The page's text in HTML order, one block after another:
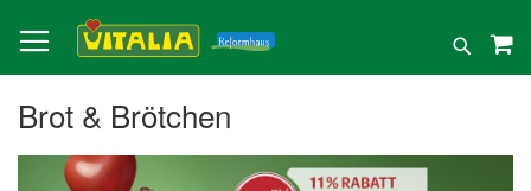
zum
Inhalt
Suche
Brot & Brötchen